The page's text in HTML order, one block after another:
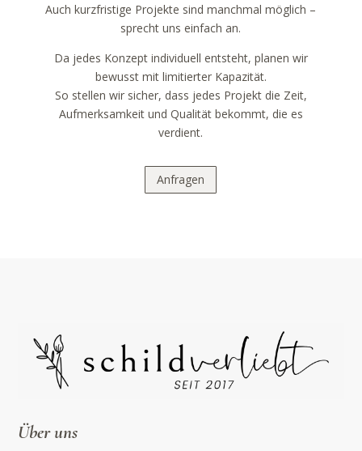
Auch kurzfristige Projekte sind manchmal möglich –
sprecht uns einfach an.
Da jedes Konzept individuell entsteht, planen wir
bewusst mit limitierter Kapazität.
So stellen wir sicher, dass jedes Projekt die Zeit,
Aufmerksamkeit und Qualität bekommt, die es
verdient.
Anfragen
Über uns